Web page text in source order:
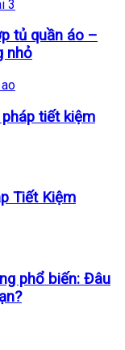
tủ quần áo –
nhỏ
tiết kiệm
Tiết Kiệm
phổ biến: Đâu